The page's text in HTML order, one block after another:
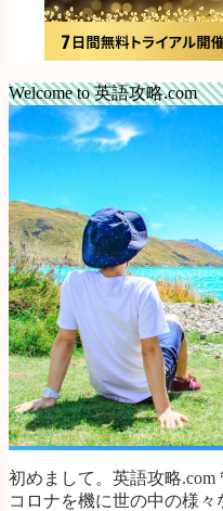
Welcome to 英語攻略.com
初めまして。英語攻略.com
コロナを機に世の中の様